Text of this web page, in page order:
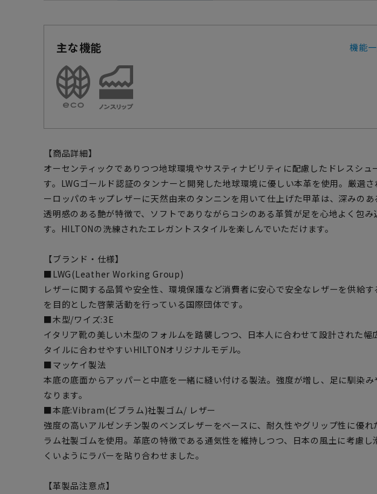
主な機能 機能
【商品詳細】
オーセンティックでありつつ地球環境やサスティナビリティに配慮したドレスシュ
す。LWGゴールド認証のタンナーと開発した地球環境に優しい本革を使用。厳選さ
ーロッパのキップレザーに天然由来のタンニンを用いて仕上げた甲革は、深みのあ
透明感のある艶が特徴で、ソフトでありながらコシのある革質が足を心地よく包み
す。HILTONの洗練されたエレガントスタイルを楽しんでいただけます。
【ブランド・仕様】
■LWG(Leather Working Group)
レザーに関する品質や安全性、環境保護など消費者に安心で安全なレザーを供給す
を目的とした啓蒙活動を行っている国際団体です。
■木型/ワイズ:3E
イタリア靴の美しい木型のフォルムを踏襲しつつ、日本人に合わせて設計された幅
タイルに合わせやすいHILTONオリジナルモデル。
■マッケイ製法
本底の底面からアッパーと中底を一緒に縫い付ける製法。強度が増し、足に馴染み
なります。
■本底:Vibram(ビブラム)社製ゴム/ レザー
強度の高いアルゼンチン製のべンズレザーをベースに、耐久性やグリップ性に優れ
ラム社製ゴムを使用。革底の特徴である通気性を維持しつつ、日本の風土に考慮し
くいようにラバーを貼り合わせました。
【革製品注意点】